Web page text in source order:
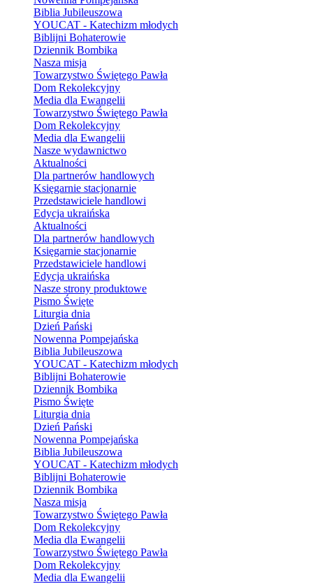
Biblia Jubileuszowa
YOUCAT - Katechizm młodych
Biblijni Bohaterowie
Dziennik Bombika
Nasza misja
Towarzystwo Świętego Pawła
Dom Rekolekcyjny
Media dla Ewangelii
Towarzystwo Świętego Pawła
Dom Rekolekcyjny
Media dla Ewangelii
Nasze wydawnictwo
Aktualności
Dla partnerów handlowych
Księgarnie stacjonarnie
Przedstawiciele handlowi
Edycja ukraińska
Aktualności
Dla partnerów handlowych
Księgarnie stacjonarnie
Przedstawiciele handlowi
Edycja ukraińska
Nasze strony produktowe
Pismo Święte
Liturgia dnia
Dzień Pański
Nowenna Pompejańska
Biblia Jubileuszowa
YOUCAT - Katechizm młodych
Biblijni Bohaterowie
Dziennik Bombika
Pismo Święte
Liturgia dnia
Dzień Pański
Nowenna Pompejańska
Biblia Jubileuszowa
YOUCAT - Katechizm młodych
Biblijni Bohaterowie
Dziennik Bombika
Nasza misja
Towarzystwo Świętego Pawła
Dom Rekolekcyjny
Media dla Ewangelii
Towarzystwo Świętego Pawła
Dom Rekolekcyjny
Media dla Ewangelii